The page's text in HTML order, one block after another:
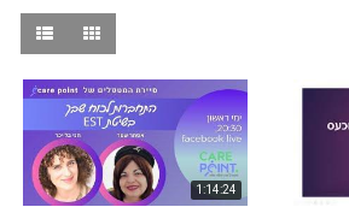
1:14:24